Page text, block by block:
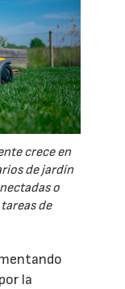
crece en
de jardín
o
de
la